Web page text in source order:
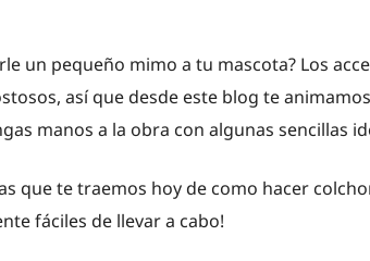
un pequeño mimo a tu mascota? Los
así que desde este blog te
manos a la obra con algunas sencillas
que te traemos hoy de como hacer
fáciles de llevar a cabo!